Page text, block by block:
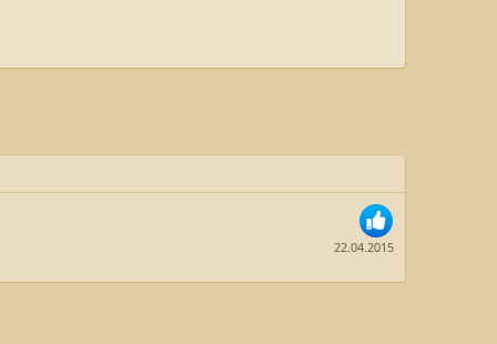
22.04.2015